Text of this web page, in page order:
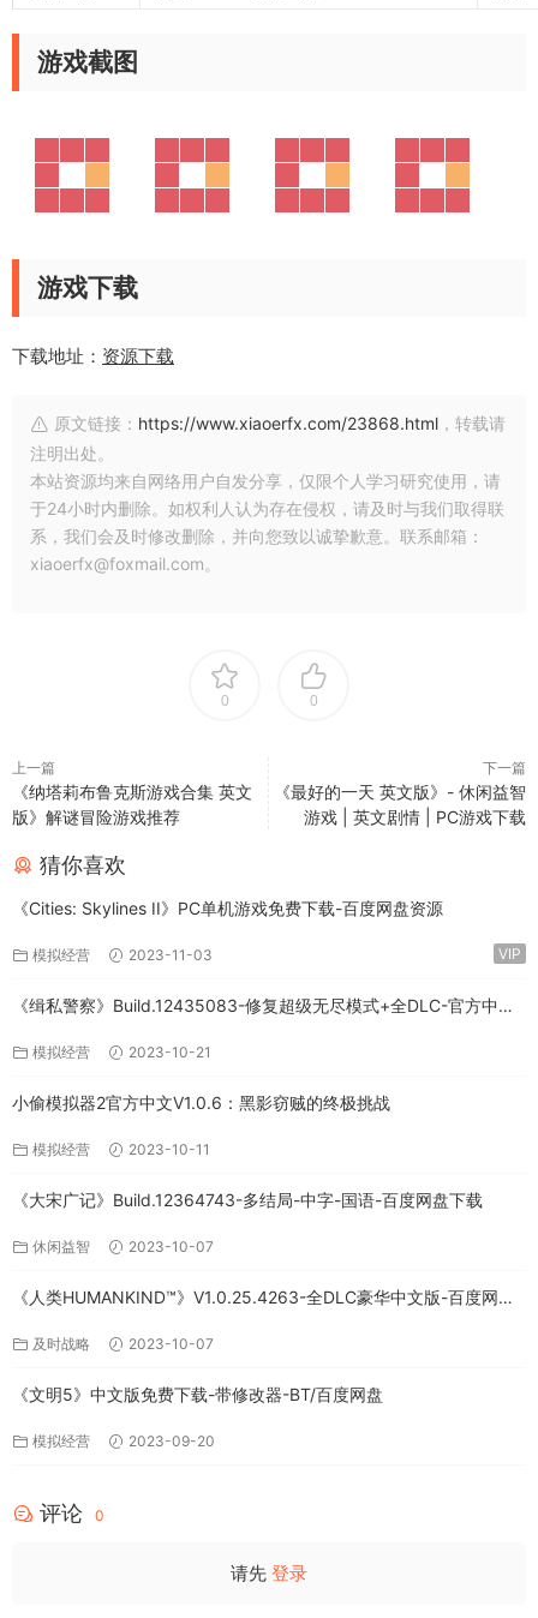
游戏截图
游戏下载
下载地址： 资源下载
原文链接： https://www.xiaoerfx.com/23868.html ，转载请
注明出处。
本站资源均来自网络用户自发分享，仅限个人学习研究使用，请
于24小时内删除。如权利人认为存在侵权，请及时与我们取得联
系，我们会及时修改删除，并向您致以诚挚歉意。联系邮箱：
xiaoerfx@foxmail.com。
0 0
上一篇
《纳塔莉布鲁克斯游戏合集 英文
版》解谜冒险游戏推荐
下一篇
《最好的一天 英文版》- 休闲益智
游戏 | 英文剧情 | PC游戏下载
猜你喜欢
《Cities: Skylines II》PC单机游戏免费下载-百度网盘资源
模拟经营 2023-11-03 VIP
《缉私警察》Build.12435083-修复超级无尽模式+全DLC-官方中文-
模拟经营 2023-10-21
小偷模拟器2官方中文V1.0.6：黑影窃贼的终极挑战
模拟经营 2023-10-11
《大宋广记》Build.12364743-多结局-中字-国语-百度网盘下载
休闲益智 2023-10-07
《人类HUMANKIND™》V1.0.25.4263-全DLC豪华中文版-百度网盘
及时战略 2023-10-07
《文明5》中文版免费下载-带修改器-BT/百度网盘
模拟经营 2023-09-20
评论 0
请先 登录